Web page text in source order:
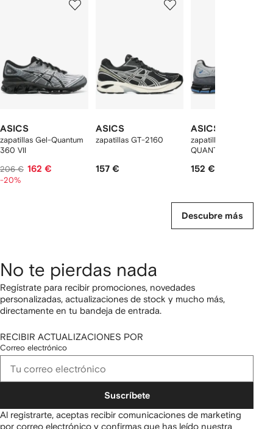
ASICS
zapatillas Gel-Quantum
360 VII
206 € 162 €
-20%
ASICS
zapatillas GT-2160
157 €
ASICS
zapatillas GEL-
QUANTUM 360 I AMP
152 €
Descubre más
No te pierdas nada
Regístrate para recibir promociones, novedades
personalizadas, actualizaciones de stock y mucho más,
directamente en tu bandeja de entrada.
RECIBIR ACTUALIZACIONES POR
Correo electrónico
Suscríbete
Al registrarte, aceptas recibir comunicaciones de marketing
por correo electrónico y confirmas que has leído nuestra